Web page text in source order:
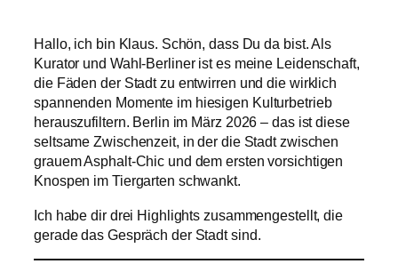
Hallo, ich bin Klaus. Schön, dass Du da bist. Als
Kurator und Wahl-Berliner ist es meine Leidenschaft,
die Fäden der Stadt zu entwirren und die wirklich
spannenden Momente im hiesigen Kulturbetrieb
herauszufiltern. Berlin im März 2026 – das ist diese
seltsame Zwischenzeit, in der die Stadt zwischen
grauem Asphalt-Chic und dem ersten vorsichtigen
Knospen im Tiergarten schwankt.
Ich habe dir drei Highlights zusammengestellt, die
gerade das Gespräch der Stadt sind.